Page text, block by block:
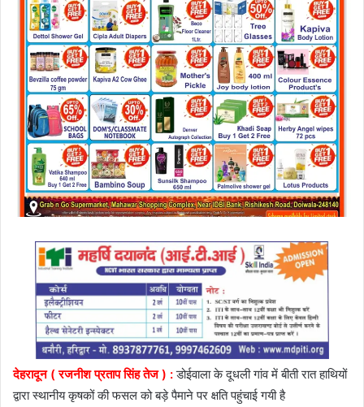
देहरादून ( रजनीश प्रताप सिंह तेज ) : डोईवाला के दूधली गांव में बीती रात हाथियों
द्वारा स्थानीय कृषकों की फसल को बड़े पैमाने पर क्षति पहुंचाई गयी है